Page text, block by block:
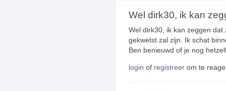
Wel dirk30, ik kan
Wel dirk30, ik kan zeggen
gekwetst zal zijn. Ik schat
Ben benieuwd of je nog
login of registreer om te